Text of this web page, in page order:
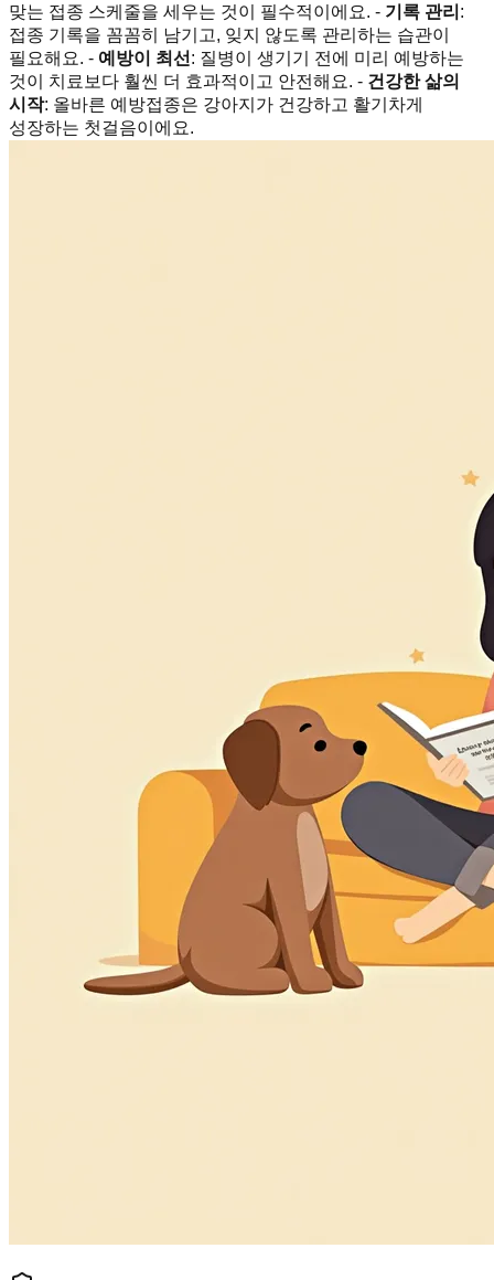
맞는 접종 스케줄을 세우는 것이 필수적이에요. - 기록 관리 :
접종 기록을 꼼꼼히 남기고, 잊지 않도록 관리하는 습관이
필요해요. - 예방이 최선 : 질병이 생기기 전에 미리 예방하는
것이 치료보다 훨씬 더 효과적이고 안전해요. - 건강한 삶의
시작: 올바른 예방접종은 강아지가 건강하고 활기차게
성장하는 첫걸음이에요.